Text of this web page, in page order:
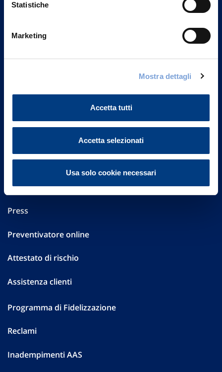
Statistiche
Marketing
Mostra dettagli
Accetta tutti
Accetta selezionati
Usa solo cookie necessari
Vittoria Assicurazioni S.p.A.
Part. IVA 01329510158
Sostenibilità
Performances
Press
Preventivatore online
Attestato di rischio
Assistenza clienti
Programma di Fidelizzazione
Reclami
Inadempimenti AAS